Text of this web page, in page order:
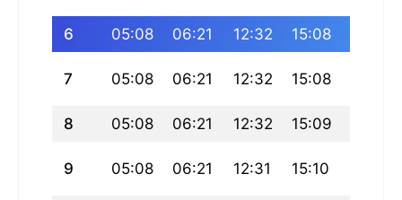
6 05:08 06:21 12:32 15:08
7 05:08 06:21 12:32 15:08
8 05:08 06:21 12:32 15:09
9 05:08 06:21 12:31 15:10